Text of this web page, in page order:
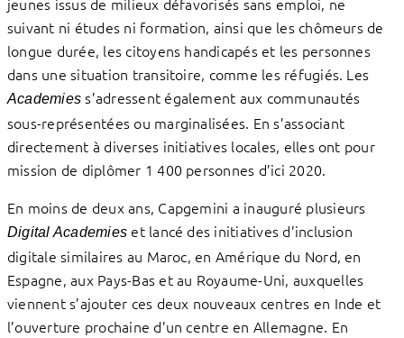
suivant ni études ni formation, ainsi que les chômeurs de
longue durée, les citoyens handicapés et les personnes
dans une situation transitoire, comme les réfugiés. Les
Academies s’adressent également aux communautés
sous-représentées ou marginalisées. En s’associant
directement à diverses initiatives locales, elles ont pour
mission de diplômer 1 400 personnes d’ici 2020.
En moins de deux ans, Capgemini a inauguré plusieurs
Digital Academies et lancé des initiatives d’inclusion
digitale similaires au Maroc, en Amérique du Nord, en
Espagne, aux Pays-Bas et au Royaume-Uni, auxquelles
viennent s’ajouter ces deux nouveaux centres en Inde et
l’ouverture prochaine d’un centre en Allemagne. En